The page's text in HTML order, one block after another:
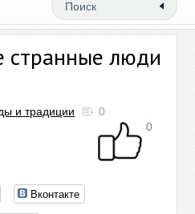
странные люди
и традиции
0
0
Вконтакте